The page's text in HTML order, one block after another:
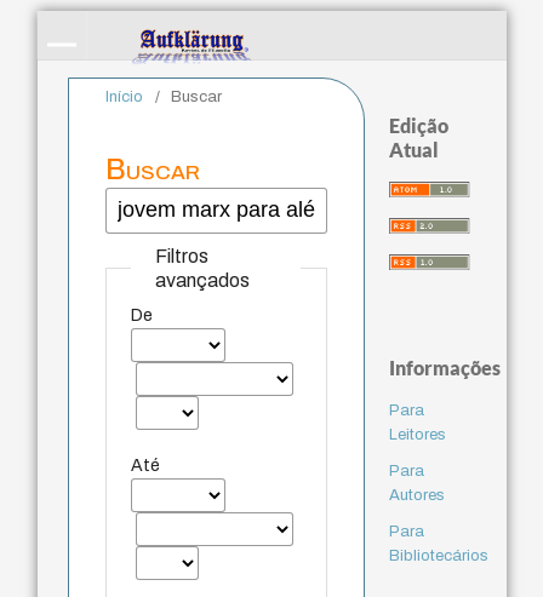
Início / Buscar
Buscar
Filtros
avançados
De
Até
Edição
Atual
Informações
Para
Leitores
Para
Autores
Para
Bibliotecários